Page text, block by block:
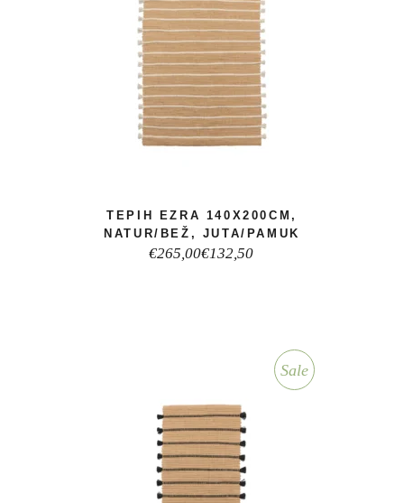
TEPIH EZRA 140X200CM,
NATUR/BEŽ, JUTA/PAMUK
€265,00Izvorna
€132,50
Trenutna
Sale